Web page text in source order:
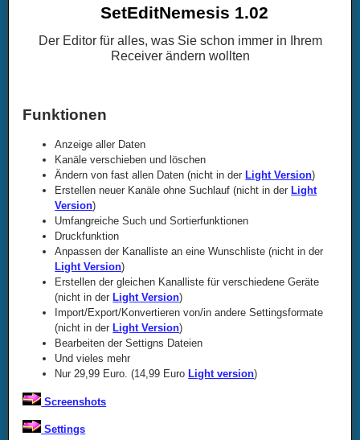
SetEditNemesis 1.02
Der Editor für alles, was Sie schon immer in Ihrem
Receiver ändern wollten
Funktionen
Anzeige aller Daten
Kanäle verschieben und löschen
Ändern von fast allen Daten (nicht in der Light Version)
Erstellen neuer Kanäle ohne Suchlauf (nicht in der Light
Version)
Umfangreiche Such und Sortierfunktionen
Druckfunktion
Anpassen der Kanalliste an eine Wunschliste (nicht in der
Light Version)
Erstellen der gleichen Kanalliste für verschiedene Geräte
(nicht in der Light Version)
Import/Export/Konvertieren von/in andere Settingsformate
(nicht in der Light Version)
Bearbeiten der Settigns Dateien
Und vieles mehr
Nur 29,99 Euro. (14,99 Euro Light version)
Screenshots
Settings